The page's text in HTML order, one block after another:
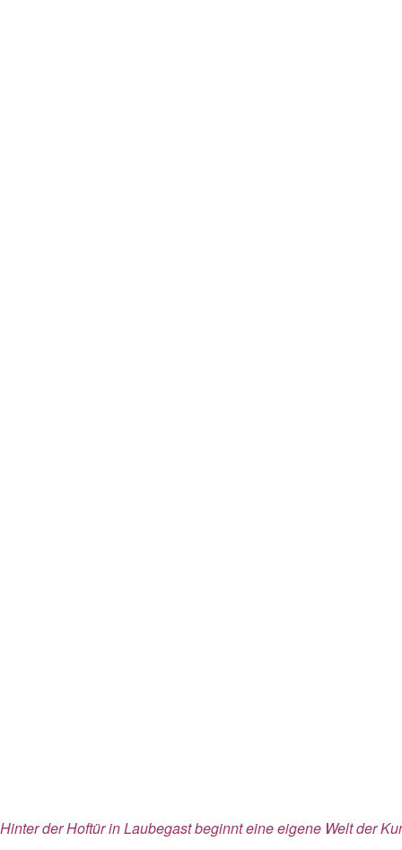
Hinter der Hoftür in Laubegast beginnt eine eigene Welt der